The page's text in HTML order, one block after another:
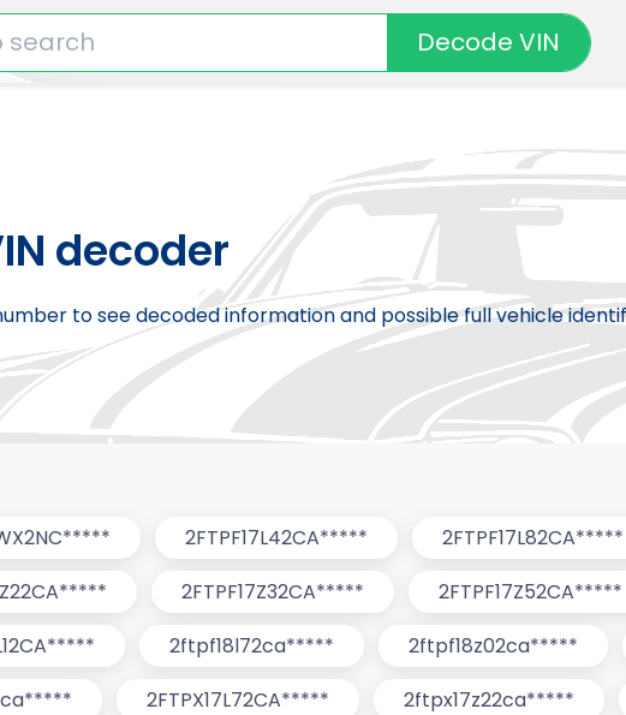
Decode VIN
decoder
to see decoded information and possible full vehicle
2FTPF17L42CA***** 2FTPF17L82CA*****
2FTPF17Z32CA***** 2FTPF17Z52CA*****
2ftpf18l72ca***** 2ftpf18z02ca*****
2FTPX17L72CA***** 2ftpx17z22ca*****